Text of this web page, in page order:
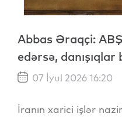
Abbas Əraqçi:
edərsə,
07 İyul 2026 16:20
İranın xarici işlər